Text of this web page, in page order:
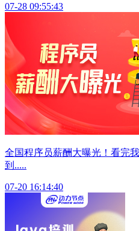
07-28 09:55:43
全国程序员薪酬大曝光！看完
到.....
07-20 16:14:40